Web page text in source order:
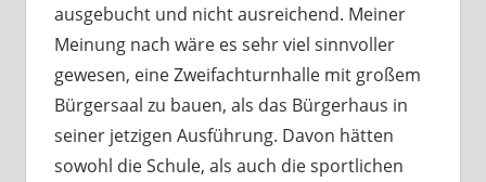
ausgebucht und nicht ausreichend. Meiner
Meinung nach wäre es sehr viel sinnvoller
gewesen, eine Zweifachturnhalle mit großem
Bürgersaal zu bauen, als das Bürgerhaus in
seiner jetzigen Ausführung. Davon hätten
sowohl die Schule, als auch die sportlichen